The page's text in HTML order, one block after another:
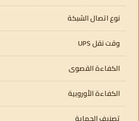
نوع اتصال الشبكة
وقت نقل UPS
الكفاءة القصوى
الكفاءة الأوروبية
تصنيف الحماية